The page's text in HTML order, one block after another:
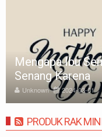
Mengapa Ibu
Senang Karena
Unknown 2024-03-01
PRODUK RAK